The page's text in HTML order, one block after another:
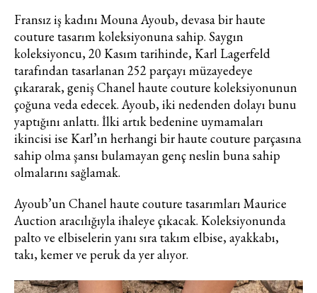
Fransız iş kadını Mouna Ayoub, devasa bir haute
couture tasarım koleksiyonuna sahip. Saygın
koleksiyoncu, 20 Kasım tarihinde, Karl Lagerfeld
tarafından tasarlanan 252 parçayı müzayedeye
çıkararak, geniş Chanel haute couture koleksiyonunun
çoğuna veda edecek. Ayoub, iki nedenden dolayı bunu
yaptığını anlattı. İlki artık bedenine uymamaları
ikincisi ise Karl’ın herhangi bir haute couture parçasına
sahip olma şansı bulamayan genç neslin buna sahip
olmalarını sağlamak.
Ayoub’un Chanel haute couture tasarımları Maurice
Auction aracılığıyla ihaleye çıkacak. Koleksiyonunda
palto ve elbiselerin yanı sıra takım elbise, ayakkabı,
takı, kemer ve peruk da yer alıyor.